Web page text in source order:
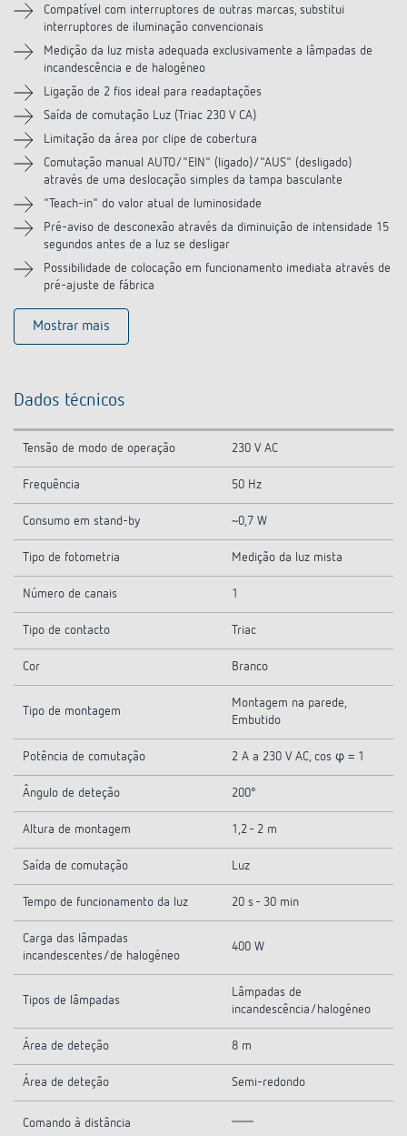
Transferências
Acessórios
Compatível com interruptores de outras marcas, substitui
interruptores de iluminação convencionais
Medição da luz mista adequada exclusivamente a lâmpadas de
incandescência e de halogéneo
Ligação de 2 fios ideal para readaptações
Saída de comutação Luz (Triac 230 V CA)
Limitação da área por clipe de cobertura
Comutação manual AUTO/"EIN" (ligado)/"AUS" (desligado)
através de uma deslocação simples da tampa basculante
"Teach-in" do valor atual de luminosidade
Pré-aviso de desconexão através da diminuição de intensidade 15
segundos antes de a luz se desligar
Possibilidade de colocação em funcionamento imediata através de
pré-ajuste de fábrica
Mostrar mais
Dados técnicos
Tensão de modo de operação 230 V AC
Frequência 50 Hz
Consumo em stand-by ~0,7 W
Tipo de fotometria Medição da luz mista
Número de canais 1
Tipo de contacto Triac
Cor Branco
Tipo de montagem
Montagem na parede,
Embutido
Potência de comutação 2 A a 230 V AC, cos φ = 1
Ângulo de deteção 200°
Altura de montagem 1,2 - 2 m
Saída de comutação Luz
Tempo de funcionamento da luz 20 s - 30 min
Carga das lâmpadas
incandescentes/de halogéneo
400 W
Tipos de lâmpadas
Lâmpadas de
incandescência/halogéneo
Área de deteção 8 m
Área de deteção Semi-redondo
Comando à distância